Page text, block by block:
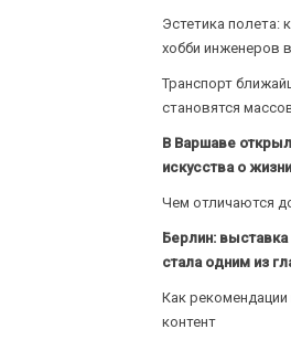
Эстетика полета:
хобби инженеров
Транспорт
становятся
В Варшаве
искусства о
Чем отличаются
Берлин:
стала одним из
Как
контент